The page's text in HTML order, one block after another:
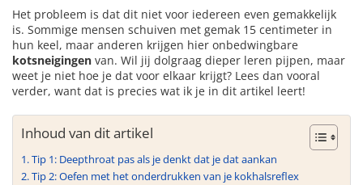
Het probleem is dat dit niet voor iedereen even gemakkelijk
is. Sommige mensen schuiven met gemak 15 centimeter in
hun keel, maar anderen krijgen hier onbedwingbare
kotsneigingen van. Wil jij dolgraag dieper leren pijpen, maar
weet je niet hoe je dat voor elkaar krijgt? Lees dan vooral
verder, want dat is precies wat ik je in dit artikel leert!
Inhoud van dit artikel
Tip 1: Deepthroat pas als je denkt dat je dat aankan
Tip 2: Oefen met het onderdrukken van je kokhalsreflex